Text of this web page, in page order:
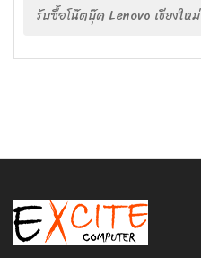
รับซื้อโน๊ตบุ๊ค Lenovo เชียงใหม่